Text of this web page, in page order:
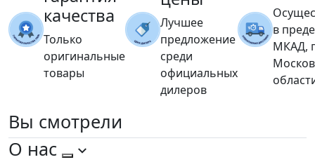
качества
Только
оригинальные
товары
Лучшее
предложение
среди
официальных
дилеров
в
МКАД,
Вы смотрели
О нас